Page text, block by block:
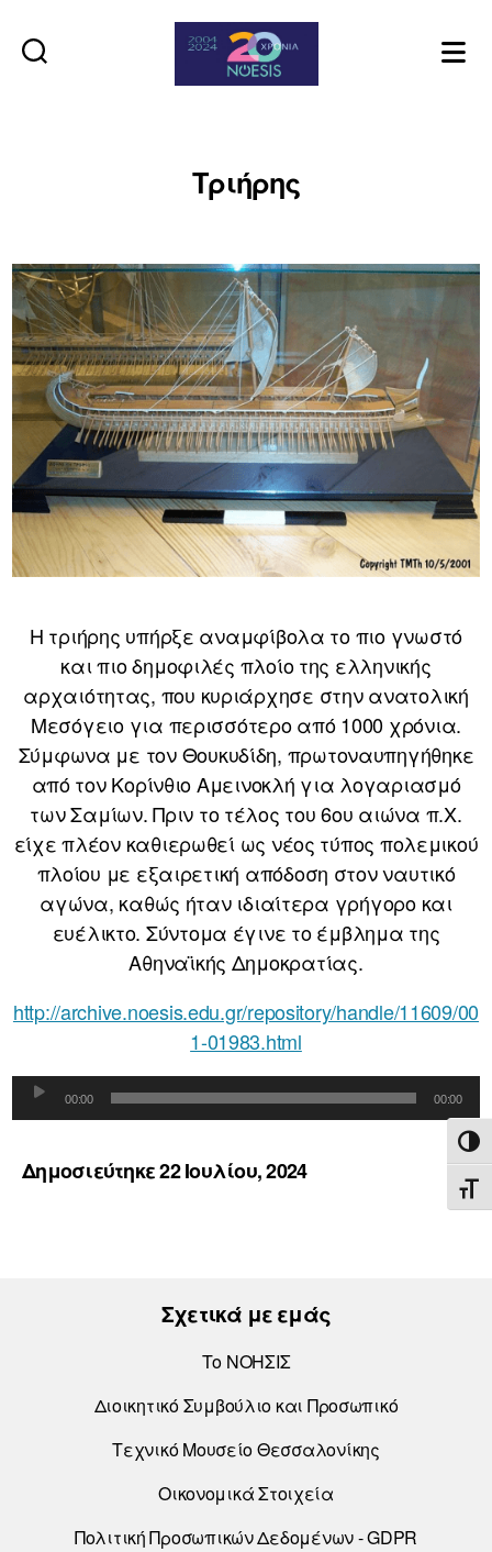
Τριήρης
Η τριήρης υπήρξε αναμφίβολα το πιο γνωστό
και πιο δημοφιλές πλοίο της ελληνικής
αρχαιότητας, που κυριάρχησε στην ανατολική
Μεσόγειο για περισσότερο από 1000 χρόνια.
Σύμφωνα με τον Θουκυδίδη, πρωτοναυπηγήθηκε
από τον Κορίνθιο Αμεινοκλή για λογαριασμό
των Σαμίων. Πριν το τέλος του 6ου αιώνα π.Χ.
είχε πλέον καθιερωθεί ως νέος τύπος πολεμικού
πλοίου με εξαιρετική απόδοση στον ναυτικό
αγώνα, καθώς ήταν ιδιαίτερα γρήγορο και
ευέλικτο. Σύντομα έγινε το έμβλημα της
Αθηναϊκής Δημοκρατίας.
http://archive.noesis.edu.gr/repository/handle/11609/00
1-01983.html
Π
ρ
γ
α
Α
α
π
ρ
α
00:00 00:00
Δημοσιεύτηκε 22 Ιουλίου, 2024
Σχετικά με εμάς
Το ΝΟΗΣΙΣ
Διοικητικό Συμβούλιο και Προσωπικό
Τεχνικό Μουσείο Θεσσαλονίκης
Οικονομικά Στοιχεία
Πολιτική Προσωπικών Δεδομένων - GDPR